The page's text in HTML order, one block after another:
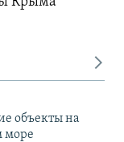
объекты на
море